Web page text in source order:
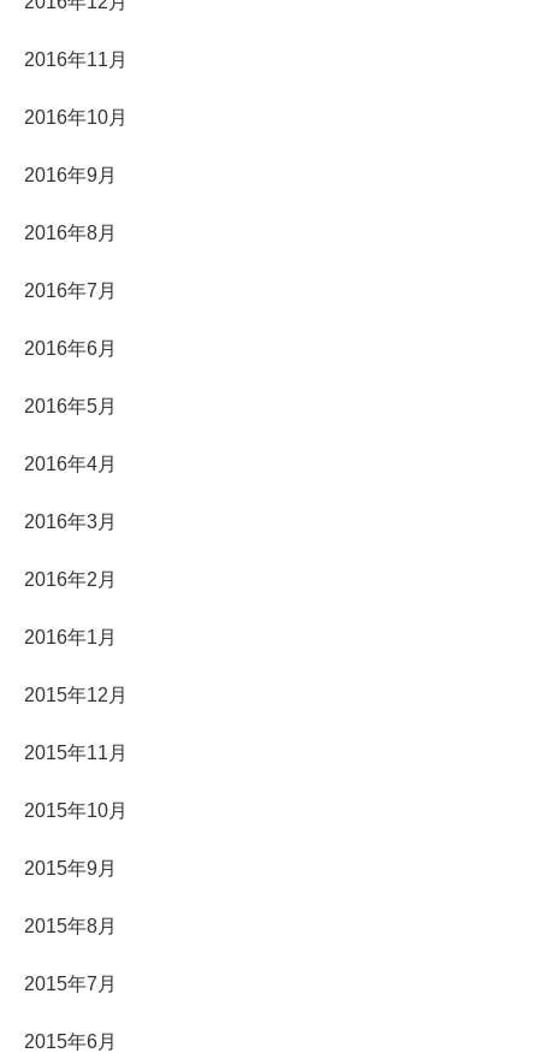
2016年11月
2016年10月
2016年9月
2016年8月
2016年7月
2016年6月
2016年5月
2016年4月
2016年3月
2016年2月
2016年1月
2015年12月
2015年11月
2015年10月
2015年9月
2015年8月
2015年7月
2015年6月